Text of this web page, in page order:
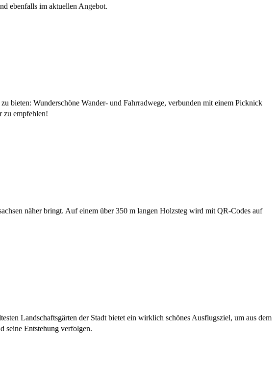
ebenfalls im aktuellen Angebot.
bieten: Wunderschöne Wander- und Fahrradwege, verbunden mit einem Picknick
zu empfehlen!
näher bringt. Auf einem über 350 m langen Holzsteg wird mit QR-Codes auf
Landschaftsgärten der Stadt bietet ein wirklich schönes Ausflugsziel, um aus dem
seine Entstehung verfolgen.